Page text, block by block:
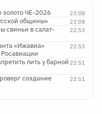
23:08
золото ЧЕ-2026
23:08
общины»
22:53
свиньи в салат-
22:53
«Ижавиа»
22:51
пить у барной
22:51
создание